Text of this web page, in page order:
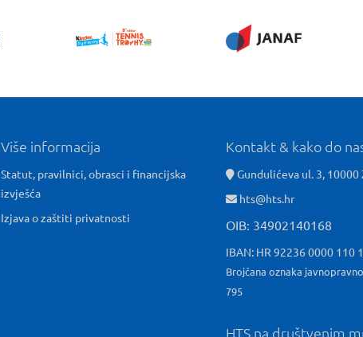
Više informacija
Statut, pravilnici, obrasci i financijska
izvješća
Izjava o zaštiti privatnosti
Kontakt & kako do
Gundulićeva ul. 3, 10000
hts@hts.hr
OIB: 34902140168
IBAN: HR 92236 0000 110
Brojčana oznaka
795
HTS na društvenim